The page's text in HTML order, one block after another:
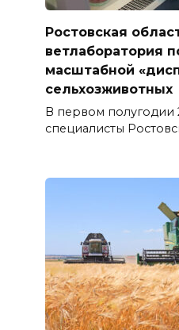
Ростовская
ветлаборатория
масштабной
сельхозживотных
В первом полугодии
специалисты